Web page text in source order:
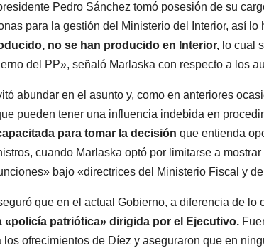
Pedro Sánchez tomó posesión de su
para la gestión del Ministerio del Interior, así lo
no se han producido en Interior, lo cual
del PP», señaló Marlaska con respecto a los
abundar en el asunto y, como en anteriores
pueden tener una influencia indebida en
para tomar la decisión que entienda
cuando Marlaska optó por limitarse a
bajo «directrices del Ministerio Fiscal y
que en el actual Gobierno, a diferencia de lo
«policía patriótica» dirigida por el Ejecutivo.
ofrecimientos de Díez y aseguraron que en